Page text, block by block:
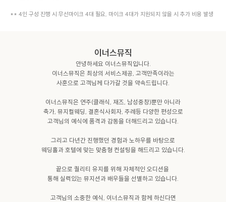
** 4인 구성 진행 시 무선마이크 4대 필요, 마이크 4대가 지원되지 않을 시 추가 비용 발생
이너스뮤직
안녕하세요 이너스뮤직입니다.
이너스뮤직은 최상의 서비스제공, 고객만족이라는
사훈으로 고객님께 다가갈 것을 약속드립니다.
이너스뮤직은 연주(클래식, 재즈, 남성중창)뿐만 아니라
축가, 뮤지컬웨딩, 결혼식사회자, 주례등 다양한 편성으로
고객님의 예식에 품격과 감동을 더해드리고 있습니다.
그리고 다년간 진행했던 경험과 노하우를 바탕으로
웨딩홀과 호텔에 맞는 맞춤형 컨설팅을 해드리고 있습니다.
끝으로 퀄리티 유지를 위해 자체적인 오디션을
통해 실력있는 뮤지션과 배우들을 선별하고 있습니다.
고객님의 소중한 예식, 이너스뮤직과 함께 하신다면